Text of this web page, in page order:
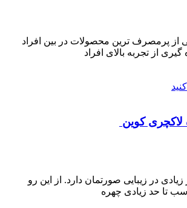
از پرمصرف ترین محصولات در بین افراد
از تجربه بالای افراد
كوين
زیادی در زیبایی صورتمان دارد. از این رو
تا حد زیادی چهره